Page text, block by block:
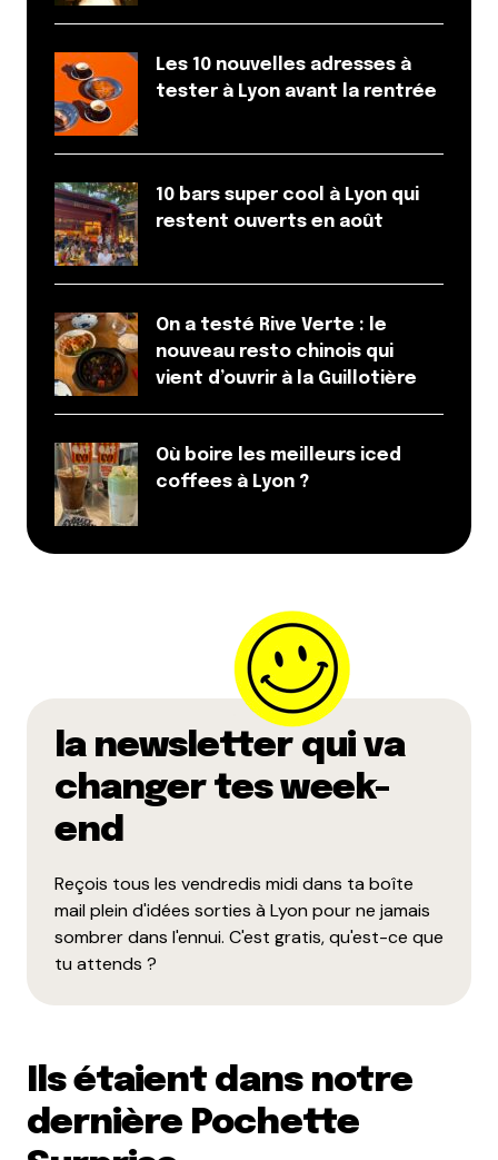
Les 10 nouvelles adresses à
tester à Lyon avant la rentrée
10 bars super cool à Lyon qui
restent ouverts en août
On a testé Rive Verte : le
nouveau resto chinois qui
vient d’ouvrir à la Guillotière
Où boire les meilleurs iced
coffees à Lyon ?
la newsletter qui va
changer tes week-
end
Reçois tous les vendredis midi dans ta boîte
mail plein d'idées sorties à Lyon pour ne jamais
sombrer dans l'ennui. C'est gratis, qu'est-ce que
tu attends ?
Ils étaient dans notre
dernière Pochette